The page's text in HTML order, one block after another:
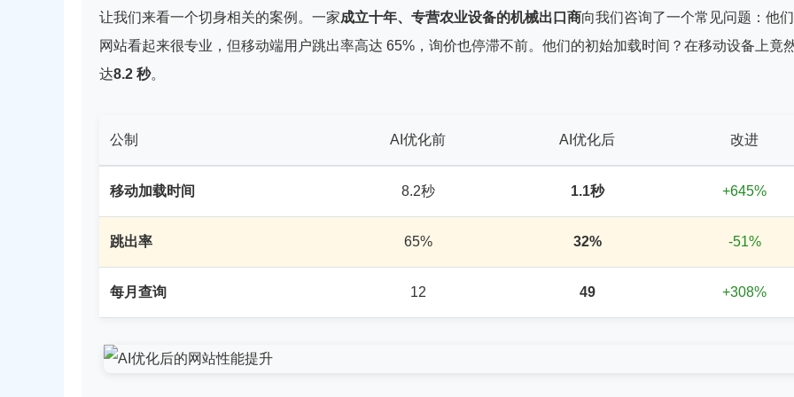
让我们来看一个切身相关的案例。一家成立十年、专营农业设备的机械出口商向我们咨询了一个常见问题：他
网站看起来很专业，但移动端用户跳出率高达 65%，询价也停滞不前。他们的初始加载时间？在移动设备上竟
达8.2 秒。
公制 AI优化前 AI优化后 改进
移动加载时间 8.2秒 1.1秒 +645%
跳出率 65% 32% -51%
每月查询 12 49 +308%